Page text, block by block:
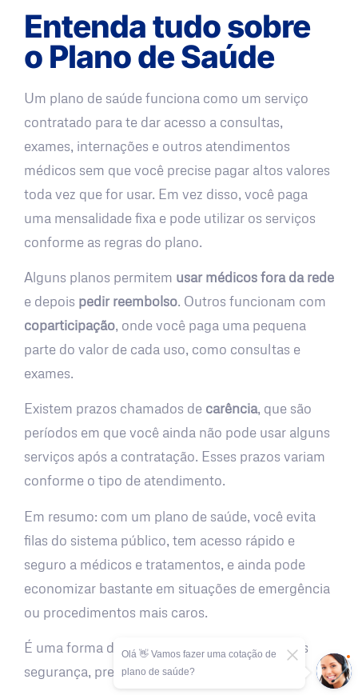
Entenda tudo sobre
o Plano de Saúde
Um plano de saúde funciona como um serviço
contratado para te dar acesso a consultas,
exames, internações e outros atendimentos
médicos sem que você precise pagar altos valores
toda vez que for usar. Em vez disso, você paga
uma mensalidade fixa e pode utilizar os serviços
conforme as regras do plano.
Alguns planos permitem usar médicos fora da rede
e depois pedir reembolso. Outros funcionam com
coparticipação, onde você paga uma pequena
parte do valor de cada uso, como consultas e
exames.
Existem prazos chamados de carência, que são
períodos em que você ainda não pode usar alguns
serviços após a contratação. Esses prazos variam
conforme o tipo de atendimento.
Em resumo: com um plano de saúde, você evita
filas do sistema público, tem acesso rápido e
seguro a médicos e tratamentos, e ainda pode
economizar bastante em situações de emergência
ou procedimentos mais caros.
É uma forma de cuidar da sua saúde com mais
segurança, previsibilidade e tranquilidade.
Olá 👋 Vamos fazer uma cotação de
plano de saúde?